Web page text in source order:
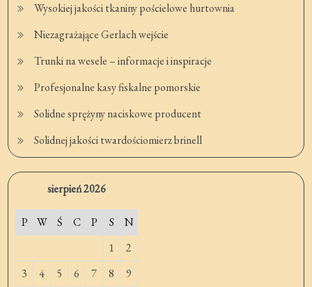
Wysokiej jakości tkaniny pościelowe hurtownia
Niezagrażające Gerlach wejście
Trunki na wesele – informacje i inspiracje
Profesjonalne kasy fiskalne pomorskie
Solidne sprężyny naciskowe producent
Solidnej jakości twardościomierz brinell
sierpień 2026
P W Ś C P S
N
1
2
3
4 5 6 7 8
9